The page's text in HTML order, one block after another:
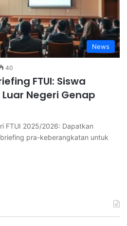
News
40
FTUI: Siswa
Negeri Genap
FTUI 2025/2026: Dapatkan
pra-keberangkatan untuk